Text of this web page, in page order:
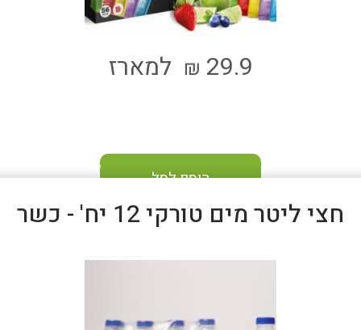
29.9
₪ למארז
הוסף לסל
חצי ליטר מים טורקי 12 יח' - כשר